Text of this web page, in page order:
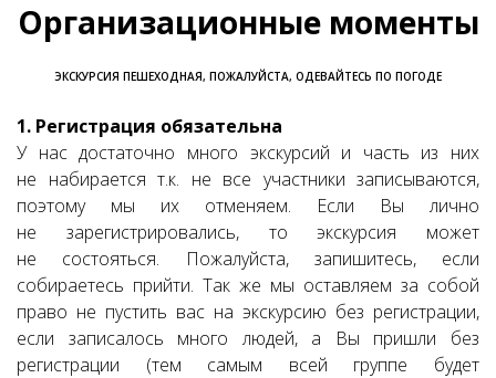
Организационные моменты
ЭКСКУРСИЯ ПЕШЕХОДНАЯ, ПОЖАЛУЙСТА, ОДЕВАЙТЕСЬ ПО ПОГОДЕ
1. Регистрация обязательна
У нас достаточно много экскурсий и часть из них
не набирается т.к. не все участники записываются,
поэтому мы их отменяем. Если Вы лично
не зарегистрировались, то экскурсия может
не состояться. Пожалуйста, запишитесь, если
собираетесь прийти. Так же мы оставляем за собой
право не пустить вас на экскурсию без регистрации,
если записалось много людей, а Вы пришли без
регистрации (тем самым всей группе будет